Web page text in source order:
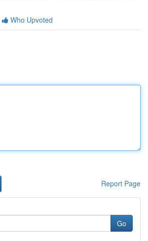
Who Upvoted
Report Page
Go